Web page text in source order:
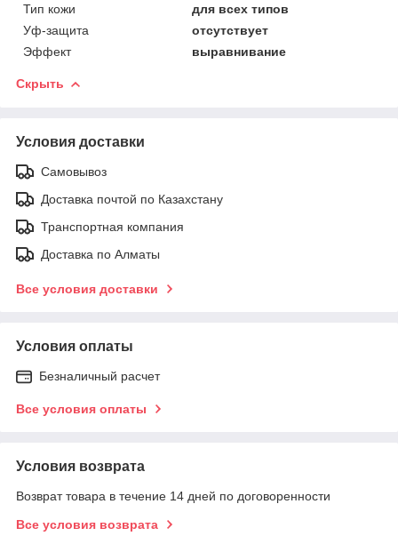
Тип кожи
для всех типов
Уф-защита
отсутствует
Эффект
выравнивание
Скрыть
Условия доставки
Самовывоз
Доставка почтой по Казахстану
Транспортная компания
Доставка по Алматы
Все условия доставки
Условия оплаты
Безналичный расчет
Все условия оплаты
Условия возврата
Возврат товара в течение 14 дней по договоренности
Все условия возврата